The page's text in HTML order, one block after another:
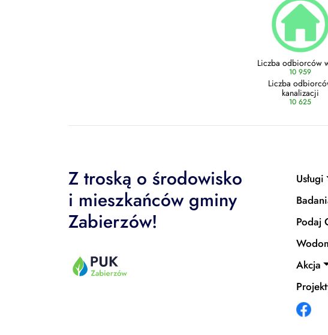
Liczba odbiorców
10 959
Liczba
kanalizacji
10 625
Z troską o środowisko
i mieszkańców gminy
Zabierzów!
Usługi
Podaj
Akcja